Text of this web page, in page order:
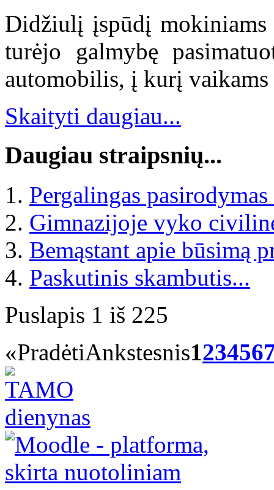
Didžiulį įspūdį
turėjo galmybę
automobilis, į kurį
Skaityti daugiau...
Daugiau straipsnių...
Pergalingas
Gimnazijoje vyko
Bemąstant apie būsimą
Paskutinis skambutis...
Puslapis 1 iš 225
«PradėtiAnkstesnis123456